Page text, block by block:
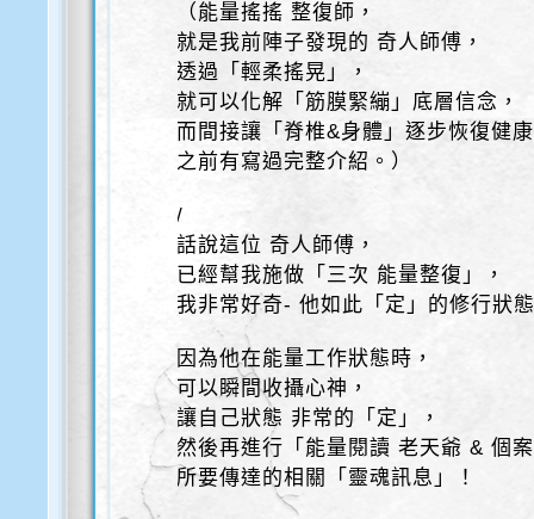
（能量搖搖 整復師，
就是我前陣子發現的 奇人師傅，
透過「輕柔搖晃」，
就可以化解「筋膜緊繃」底層信念，
而間接讓「脊椎&身體」逐步恢復健
之前有寫過完整介紹。）
/
話說這位 奇人師傅，
已經幫我施做「三次 能量整復」，
我非常好奇- 他如此「定」的修行狀
因為他在能量工作狀態時，
可以瞬間收攝心神，
讓自己狀態 非常的「定」，
然後再進行「能量閱讀 老天爺 & 個
所要傳達的相關「靈魂訊息」！